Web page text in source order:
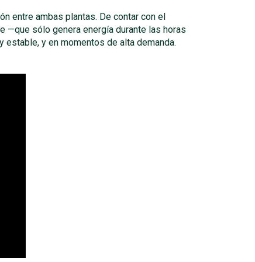
entre ambas plantas. De contar con el
—que sólo genera energía durante las horas
y en momentos de alta demanda.